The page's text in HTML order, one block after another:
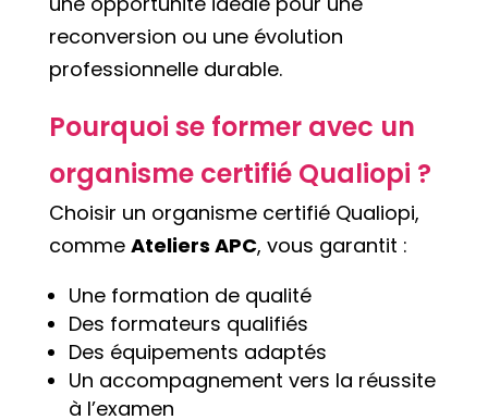
reconversion ou une évolution
professionnelle durable.
Pourquoi se former avec un
organisme certifié Qualiopi ?
Choisir un organisme certifié Qualiopi,
comme Ateliers APC, vous garantit :
Une formation de qualité
Des formateurs qualifiés
Des équipements adaptés
Un accompagnement vers la réussite
à l’examen